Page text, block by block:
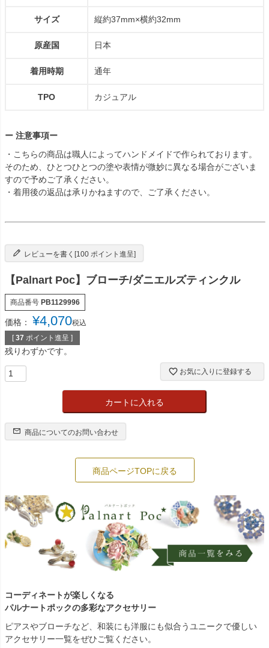
サイズ 縦約37mm×横約32mm
原産国 日本
着用時期 通年
TPO カジュアル
ー 注意事項ー
・こちらの商品は職人によってハンドメイドで作られております。
そのため、ひとつひとつの塗や表情が微妙に異なる場合がございま
すので予めご了承ください。
・着用後の返品は承りかねますので、ご了承ください。
レビューを書く[100 ポイント進呈]
【Palnart Poc】ブローチ/ダニエルズティンクル
商品番号 PB1129996
価格： ¥4,070税込
[ 37 ポイント進呈 ]
残りわずかです。
お気に入りに登録する
カートに入れる
商品についてのお問い合わせ
商品ページTOPに戻る
コーディネートが楽しくなる
パルナートポックの多彩なアクセサリー
ピアスやブローチなど、和装にも洋服にも似合うユニークで優しい
アクセサリー一覧をぜひご覧ください。